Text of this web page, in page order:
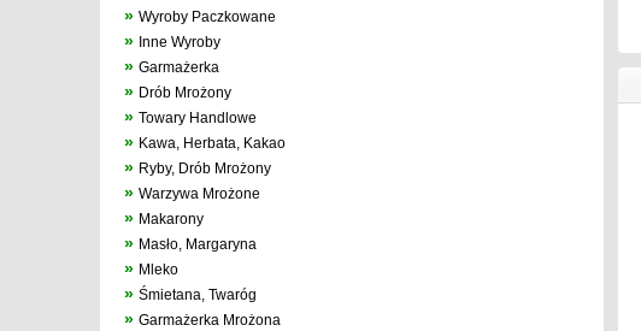
» Wyroby Paczkowane
» Inne Wyroby
» Garmażerka
» Drób Mrożony
» Towary Handlowe
» Kawa, Herbata, Kakao
» Ryby, Drób Mrożony
» Warzywa Mrożone
» Makarony
» Masło, Margaryna
» Mleko
» Śmietana, Twaróg
» Garmażerka Mrożona